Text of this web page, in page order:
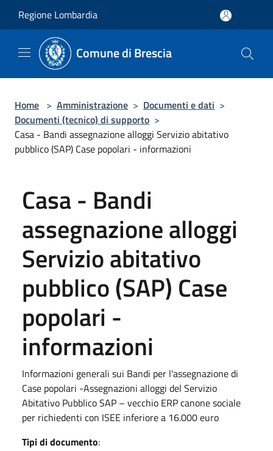
Regione Lombardia
Comune di Brescia
Home > Amministrazione > Documenti e dati >
Documenti (tecnico) di supporto >
Casa - Bandi assegnazione alloggi Servizio abitativo
pubblico (SAP) Case popolari - informazioni
Casa - Bandi
assegnazione alloggi
Servizio abitativo
pubblico (SAP) Case
popolari -
informazioni
Informazioni generali sui Bandi per l'assegnazione di
Case popolari -Assegnazioni alloggi del Servizio
Abitativo Pubblico SAP – vecchio ERP canone sociale
per richiedenti con ISEE inferiore a 16.000 euro
Tipi di documento: